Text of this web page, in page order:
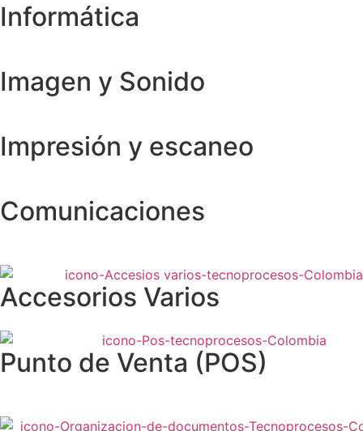
Informática
Imagen y Sonido
Impresión y escaneo
Comunicaciones
Accesorios Varios
Punto de Venta (POS)